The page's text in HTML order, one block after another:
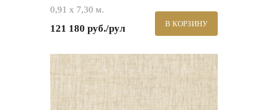
0,91 х 7,30 м.
121 180 руб./рул В КОРЗИНУ